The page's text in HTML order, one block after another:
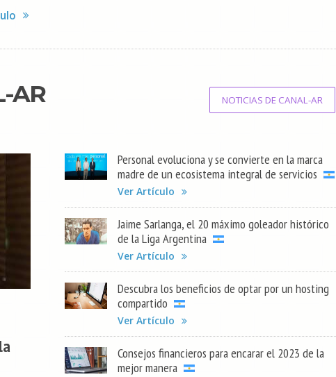
NOTICIAS DE CANAL-AR
AR
Personal evoluciona y se convierte en la marca
madre de un ecosistema integral de servicios
Ver Artículo
Jaime Sarlanga, el 20 máximo goleador histórico
de la Liga Argentina
Ver Artículo
Descubra los beneficios de optar por un hosting
compartido
Ver Artículo
Consejos financieros para encarar el 2023 de la
mejor manera